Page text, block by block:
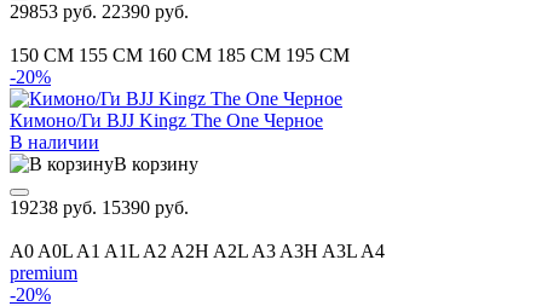
29853 руб. 22390 руб.
150 CM 155 CM 160 CM 185 CM 195 CM
-20%
Кимоно/Ги BJJ Kingz The One Черное
В наличии
В корзину
19238 руб. 15390 руб.
A0 A0L A1 A1L A2 A2H A2L A3 A3H A3L A4
premium
-20%